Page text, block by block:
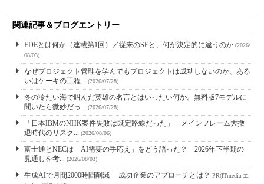
関連記事＆ブログエントリー
FDEとは何か（連載第1回）／従来のSEと、何が決定的に違うのか (2026/
08/03)
なぜプロジェクト管理を学んでもプロジェクトは成功しないのか、ある
いはケーキの工程... (2026/07/28)
冬の冷たい海で叫んだ英雄の名言とはいったい何か。無料版7モデルに
聞いたら微妙だっ... (2026/07/28)
「日本IBMのNHK案件失敗は既定路線だった」 メインフレーム大撤
退時代のリスク... (2026/08/06)
富士通とNECは「AI需要の手応え」をどう語った？ 2026年下半期の
見通しを考... (2026/08/03)
生成AIで月間2000時間削減 成功企業のアプローチとは？ PR(ITmedia エ